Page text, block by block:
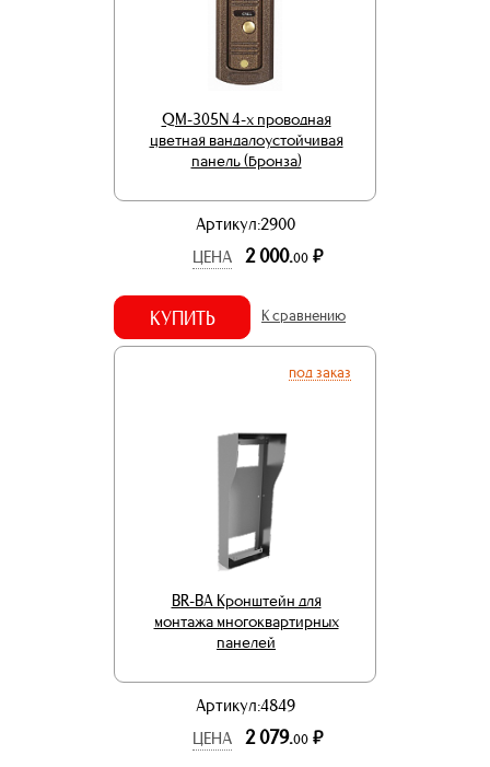
QM-305N 4-x проводная
цветная вандалоустойчивая
панель (бронза)
Артикул:2900
ЦЕНА
2 000.00 р.
КУПИТЬ К сравнению
под заказ
BR-BA Кронштейн для
монтажа многоквартирных
панелей
Артикул:4849
ЦЕНА
2 079.00 р.